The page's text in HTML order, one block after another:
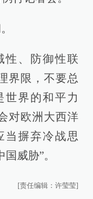
性、防御性联
界限，不要总
世界的和平力
对欧洲大西洋
当摒弃冷战思
威胁”。
[责任编辑：许莹莹]